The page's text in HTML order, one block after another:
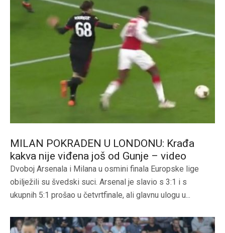
MILAN POKRADEN U LONDONU: Krađa
kakva nije viđena još od Gunje – video
Dvoboj Arsenala i Milana u osmini finala Europske lige
obilježili su švedski suci. Arsenal je slavio s 3:1 i s
ukupnih 5:1 prošao u četvrtfinale, ali glavnu ulogu u...